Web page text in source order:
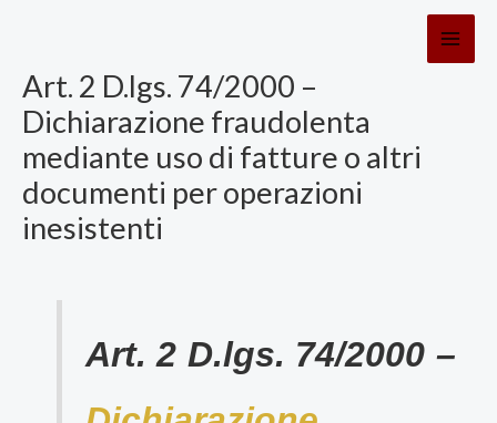
contenuto
Art. 2 D.lgs. 74/2000 –
Dichiarazione fraudolenta
mediante uso di fatture o altri
documenti per operazioni
inesistenti
Art. 2 D.lgs. 74/2000 –